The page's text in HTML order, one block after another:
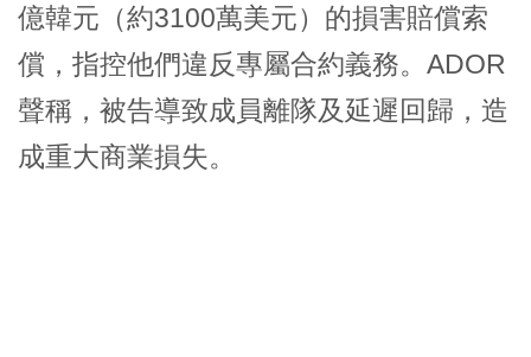
億韓元（約3100萬美元）的損害賠償索
償，指控他們違反專屬合約義務。ADOR
聲稱，被告導致成員離隊及延遲回歸，造
成重大商業損失。